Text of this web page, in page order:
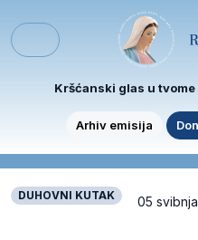
Menu
Kršćanski glas u tvome
Arhiv emisija
DUHOVNI KUTAK 05